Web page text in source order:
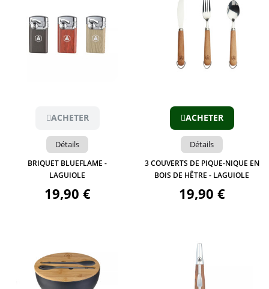
ACHETER
Détails
BRIQUET BLUEFLAME -
LAGUIOLE
19,90 €
ACHETER
Détails
3 COUVERTS DE PIQUE-NIQUE EN
BOIS DE HÊTRE - LAGUIOLE
19,90 €